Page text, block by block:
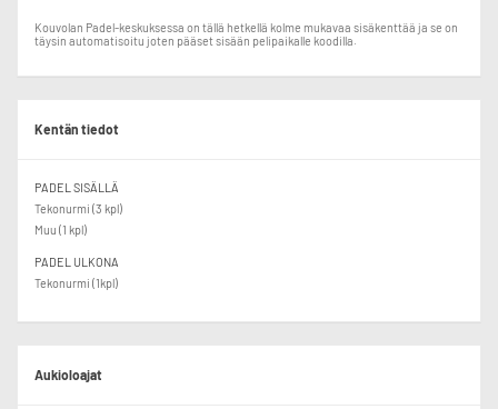
Kouvolan Padel-keskuksessa on tällä hetkellä kolme mukavaa sisäkenttää ja se on
täysin automatisoitu joten pääset sisään pelipaikalle koodilla.
Kentän tiedot
PADEL SISÄLLÄ
Tekonurmi (3 kpl)
Muu (1 kpl)
PADEL ULKONA
Tekonurmi (1kpl)
Aukioloajat